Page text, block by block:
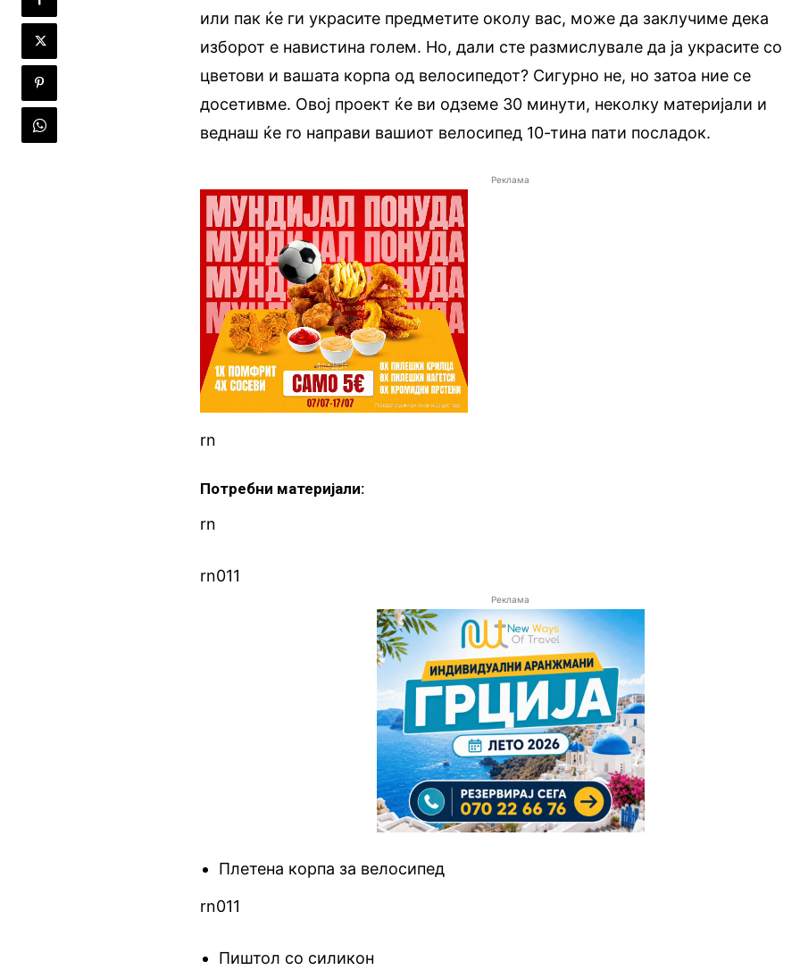
или пак ќе ги украсите предметите околу вас, може да заклучиме дека
изборот е навистина голем. Но, дали сте размислувале да ја украсите со
цветови и вашата корпа од велосипедот? Сигурно не, но затоа ние се
досетивме. Овој проект ќе ви одземе 30 минути, неколку материјали и
веднаш ќе го направи вашиот велосипед 10-тина пати посладок.
Реклама
rn
Потребни материјали:
rn
rn011
Реклама
Плетена корпа за велосипед
rn011
Пиштол со силикон